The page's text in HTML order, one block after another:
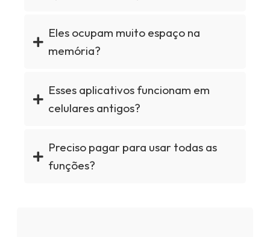
Eles ocupam muito espaço na
memória?
Esses aplicativos funcionam em
celulares antigos?
Preciso pagar para usar todas as
funções?